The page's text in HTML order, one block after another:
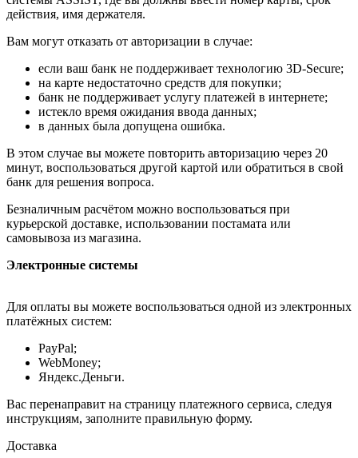
действия, имя держателя.
Вам могут отказать от авторизации в случае:
если ваш банк не поддерживает технологию 3D-Secure;
на карте недостаточно средств для покупки;
банк не поддерживает услугу платежей в интернете;
истекло время ожидания ввода данных;
в данных была допущена ошибка.
В этом случае вы можете повторить авторизацию через 20
минут, воспользоваться другой картой или обратиться в свой
банк для решения вопроса.
Безналичным расчётом можно воспользоваться при
курьерской доставке, использовании постамата или
самовывоза из магазина.
Электронные системы
Для оплаты вы можете воспользоваться одной из электронных
платёжных систем:
PayPal;
WebMoney;
Яндекс.Деньги.
Вас перенаправит на страницу платежного сервиса, следуя
инструкциям, заполните правильную форму.
Доставка